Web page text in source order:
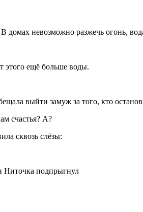
невозможно разжечь огонь,
этого ещё больше воды.
выйти замуж за того, кто
счастья? А?
сквозь слёзы: